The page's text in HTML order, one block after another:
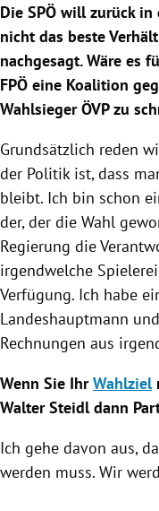
Die SPÖ will zurück in
nicht das beste
nachgesagt. Wäre es
FPÖ eine Koalition
WahlsiegerÖVPzu
Grundsätzlich reden
der Politik ist, dass
bleibt. Ich bin schon
der, der die Wahl
Regierung die
irgendwelche
Verfügung. Ich habe
Landeshauptmann
Rechnungen aus
Wenn Sie IhrWahlziel
WalterSteidldann
Ich gehe davon aus,
werden muss. Wir